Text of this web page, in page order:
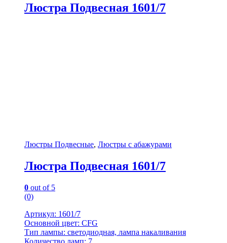
Люстра Подвесная 1601/7
Люстры Подвесные, Люстры с абажурами
Люстра Подвесная 1601/7
0 out of 5
(0)
Артикул: 1601/7
Основной цвет: CFG
Тип лампы: светодиодная, лампа накаливания
Количество ламп: 7